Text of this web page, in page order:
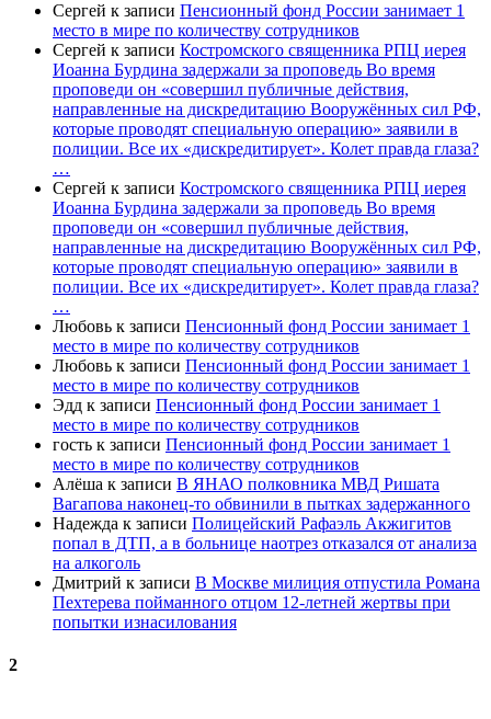
Сергей к записи Пенсионный фонд России занимает 1
место в мире по количеству сотрудников
Сергей к записи Костромского священника РПЦ иерея
Иоанна Бурдина задержали за проповедь Во время
проповеди он «совершил публичные действия,
направленные на дискредитацию Вооружённых сил РФ,
которые проводят специальную операцию» заявили в
полиции. Все их «дискредитирует». Колет правда глаза?
…
Сергей к записи Костромского священника РПЦ иерея
Иоанна Бурдина задержали за проповедь Во время
проповеди он «совершил публичные действия,
направленные на дискредитацию Вооружённых сил РФ,
которые проводят специальную операцию» заявили в
полиции. Все их «дискредитирует». Колет правда глаза?
…
Любовь к записи Пенсионный фонд России занимает 1
место в мире по количеству сотрудников
Любовь к записи Пенсионный фонд России занимает 1
место в мире по количеству сотрудников
Эдд к записи Пенсионный фонд России занимает 1
место в мире по количеству сотрудников
гость к записи Пенсионный фонд России занимает 1
место в мире по количеству сотрудников
Алёша к записи В ЯНАО полковника МВД Ришата
Вагапова наконец-то обвинили в пытках задержанного
Надежда к записи Полицейский Рафаэль Акжигитов
попал в ДТП, а в больнице наотрез отказался от анализа
на алкоголь
Дмитрий к записи В Москве милиция отпустила Романа
Пехтерева пойманного отцом 12-летней жертвы при
попытки изнасилования
2